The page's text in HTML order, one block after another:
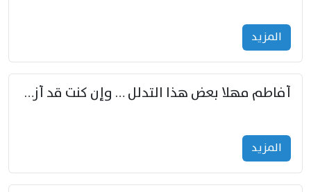
المزید
أفاطم مهلا بعض هذا التدلل … وإن كنت قد أزمعت صرمي فأجملي
المزید